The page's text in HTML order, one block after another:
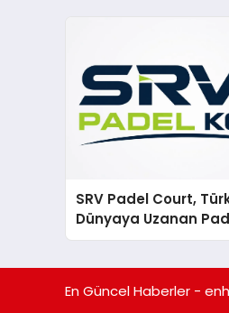
SRV Padel Court,
Dünyaya Uzanan
Üretiminde Güvenin
En Güncel Haberler -